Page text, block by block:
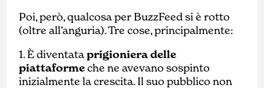
Poi, però, qualcosa per BuzzFeed si è rotto
(oltre all’anguria). Tre cose, principalmente:
1. È diventataprigioniera delle
piattaformeche ne avevano sospinto
inizialmente la crescita. Il suo pubblico non